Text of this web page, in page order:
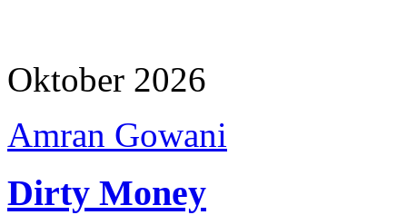
Oktober 2026
Amran Gowani
Dirty Money